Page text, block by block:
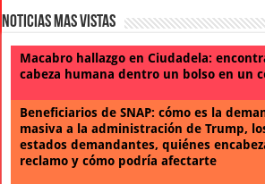
Noticias Mas Vistas
Macabro hallazgo en Ciudadela:
cabeza humana dentro un bolso en un
Beneficiarios de SNAP: cómo es la
masiva a la administración de Trump,
estados demandantes, quiénes
reclamo y cómo podría afectarte